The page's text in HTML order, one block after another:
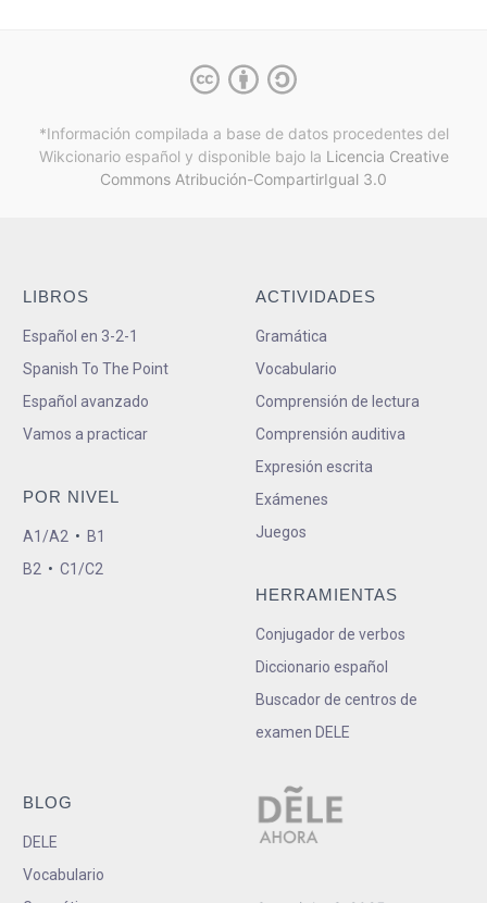
*Información compilada a base de datos procedentes del
Wikcionario español y disponible bajo la Licencia Creative
Commons Atribución-CompartirIgual 3.0
LIBROS
Español en 3-2-1
Spanish To The Point
Español avanzado
Vamos a practicar
POR NIVEL
A1/A2 • B1
B2 • C1/C2
ACTIVIDADES
Gramática
Vocabulario
Comprensión de lectura
Comprensión auditiva
Expresión escrita
Exámenes
Juegos
HERRAMIENTAS
Conjugador de verbos
Diccionario español
Buscador de centros de
examen DELE
BLOG
DELE
Vocabulario